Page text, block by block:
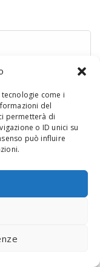
come i
del
permetterà di
o ID unici su
può influire
da